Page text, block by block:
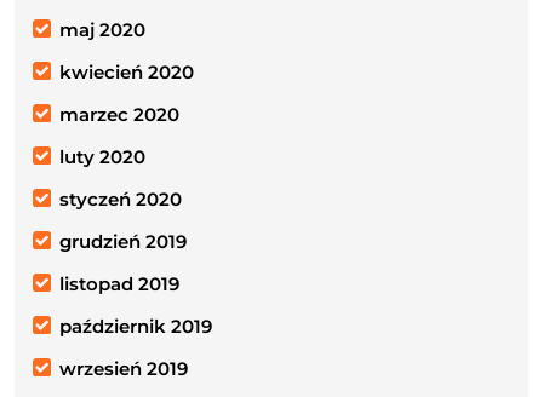
maj 2020
kwiecień 2020
marzec 2020
luty 2020
styczeń 2020
grudzień 2019
listopad 2019
październik 2019
wrzesień 2019